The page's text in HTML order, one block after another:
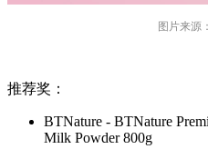
图片来源
推荐奖：
BTNature - BTNature
Milk Powder 800g